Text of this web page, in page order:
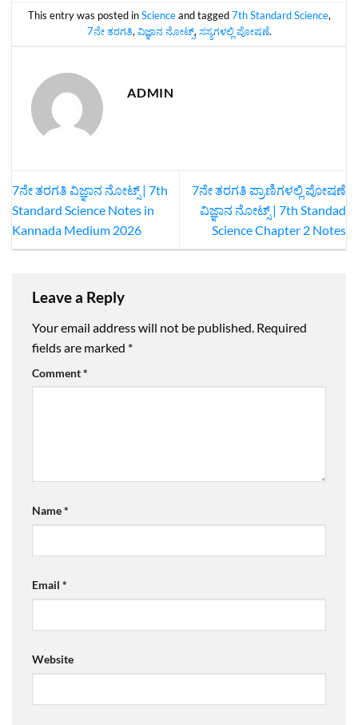
This entry was posted inScienceand tagged7th Standard Science,
7ನೇ ತರಗತಿ, ವಿಜ್ಞಾನ ನೋಟ್ಸ್‌, ಸಸ್ಯಗಳಲ್ಲಿ ಪೋಷಣೆ.
ADMIN
7ನೇ ತರಗತಿ ವಿಜ್ಞಾನ ನೋಟ್ಸ್‌ | 7th
Standard Science Notes in
Kannada Medium 2026
7ನೇ ತರಗತಿ ಪ್ರಾಣಿಗಳಲ್ಲಿ ಪೋಷಣೆ
ವಿಜ್ಞಾನ ನೋಟ್ಸ್‌ | 7th Standad
Science Chapter 2 Notes
Leave a Reply
Your email address will not be published. Required
fields are marked *
Comment*
Name*
Email *
Website